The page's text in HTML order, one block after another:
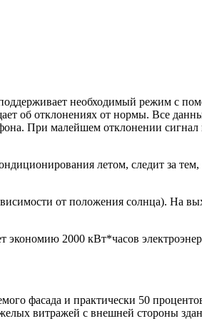
необходимый режим с
об отклонениях от нормы. Все
При малейшем отклонении сигнал
летом, следит за
от положения солнца). На
экономию 2000 кВт*часов
фасада и практически 50
витражей с внешней стороны